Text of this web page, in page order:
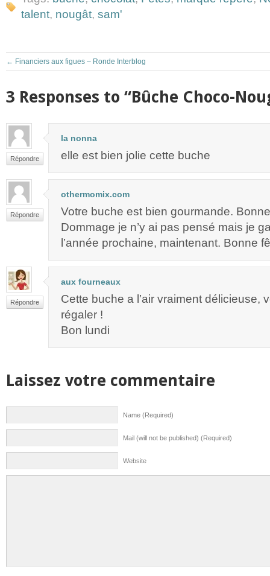
talent, nougât, sam'
← Financiers aux figues – Ronde Interblog
3 Responses to “Bûche Choco-
Répondre
la nonna
elle est bien jolie cette buche
Répondre
othermomix.com
Votre buche est bien gourmande.
Dommage je n’y ai pas pensé mais je
l’année prochaine, maintenant. Bonne
Répondre
aux fourneaux
Cette buche a l’air vraiment délicieuse,
régaler !
Bon lundi
Laissez votre commentaire
Name (Required)
Mail (will not be published) (Required)
Website